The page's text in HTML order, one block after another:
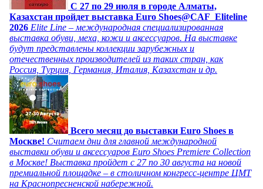
C 27 по 29 июля в городе Алматы,
Казахстан пройдет выставка Euro Shoes@CAF_Eliteline
2026 Elite Line – международная специализированная
выставка обуви, меха, кожи и аксессуаров. На выставке
будут представлены коллекции зарубежных и
отечественных производителей из таких стран, как
Россия, Турция, Германия, Италия, Казахстан и др.
Всего месяц до выставки Euro Shoes в
Москве! Считаем дни для главной международной
выставки обуви и аксессуаров Euro Shoes Premiere Collection
в Москве! Выставка пройдет с 27 по 30 августа на новой
премиальной площадке – в столичном конгресс-центре ЦМТ
на Краснопресненской набережной.